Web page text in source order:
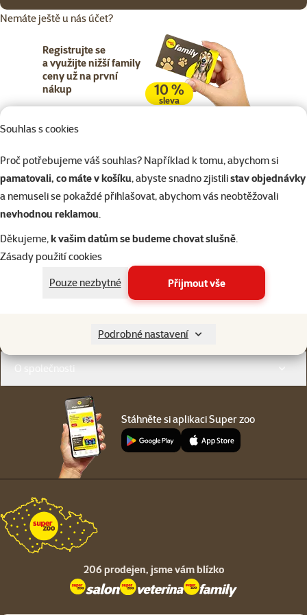
Souhlas s cookies
Proč potřebujeme váš souhlas? Například k tomu, abychom si
pamatovali, co máte v košíku, abyste snadno zjistilistav objednávky
a nemuseli se pokaždé přihlašovat, abychom vás neobtěžovali
nevhodnou reklamou.
Děkujeme,k vašim datům se budeme chovat slušně.
Zásady použití cookies
Pouze nezbytné
Přijmout vše
Podrobné nastavení
Nemáte ještě u nás účet?
Registrujte se
a využijte nižší family
ceny už na první
nákup
10 %
sleva
Napište nám
neboWhatsApp jsme vám blízko
O společnosti
Stáhněte si aplikaci Super zoo
206 prodejen, jsme vám blízko